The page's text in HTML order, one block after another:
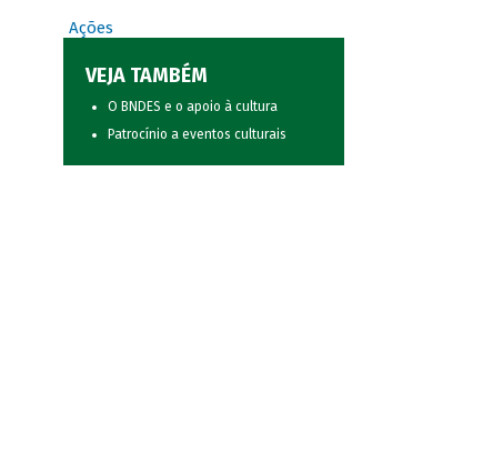
Ações
VEJA TAMBÉM
O BNDES e o apoio à cultura
Patrocínio a eventos culturais